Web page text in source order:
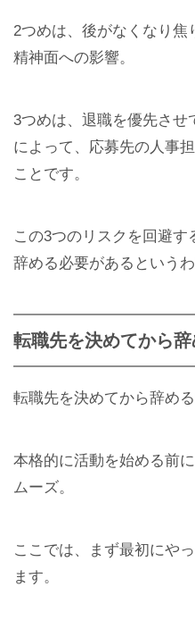
2つめは、後がなくなり
精神面への影響。
3つめは、退職を優先させ
によって、応募先の人事
ことです。
この3つのリスクを回避
辞める必要があるというわ
転職先を決めてから
転職先を決めてから辞め
本格的に活動を始める前
ムーズ。
ここでは、まず最初にや
ます。